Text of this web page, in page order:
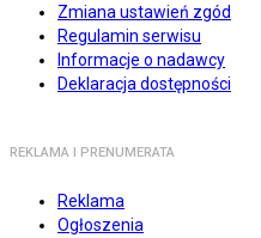
Zmiana ustawień zgód
Regulamin serwisu
Informacje o nadawcy
Deklaracja dostępności
REKLAMA I PRENUMERATA
Reklama
Ogłoszenia